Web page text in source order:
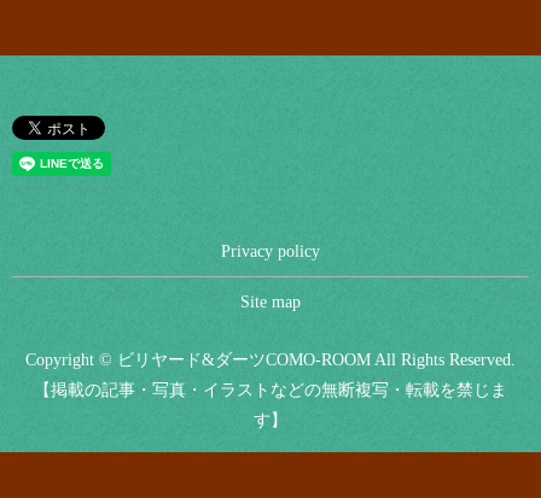
Privacy policy
Site map
Copyright © ビリヤード&ダーツCOMO-ROOM All Rights Reserved.
【掲載の記事・写真・イラストなどの無断複写・転載を禁じま
す】